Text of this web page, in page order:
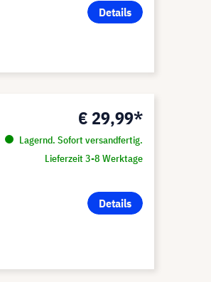
Details
€ 29,99*
Lagernd. Sofort versandfertig.
Lieferzeit 3-8 Werktage
Details